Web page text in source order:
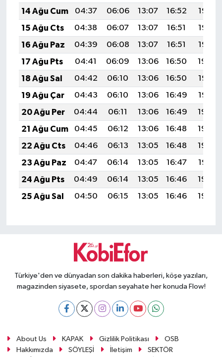
14 Ağu Cum
04:37 06:06 13:07 16:52
19:58
15 Ağu Cts
04:38 06:07 13:07 16:51
19:57
16 Ağu Paz
04:39 06:08 13:07 16:51
19:56
17 Ağu Pts
04:41 06:09 13:06 16:50
19:54
18 Ağu Sal
04:42 06:10 13:06 16:50
19:53
19 Ağu Çar
04:43 06:10 13:06 16:49
19:52
20 Ağu Per
04:44 06:11 13:06 16:49
19:50
21 Ağu Cum
04:45 06:12 13:06 16:48
19:49
22 Ağu Cts
04:46 06:13 13:05 16:48
19:48
23 Ağu Paz
04:47 06:14 13:05 16:47
19:47
24 Ağu Pts
04:49 06:14 13:05 16:46
19:45
25 Ağu Sal
04:50 06:15 13:05 16:46 19:44
Türkiye'den ve dünyadan son dakika haberleri, köşe yazıları,
magazinden siyasete, spordan seyahate her konuda Flow!
About Us KAPAK Gizlilik Politikası
OSB
Hakkımızda
SÖYLEŞİ İletişim SEKTÖR